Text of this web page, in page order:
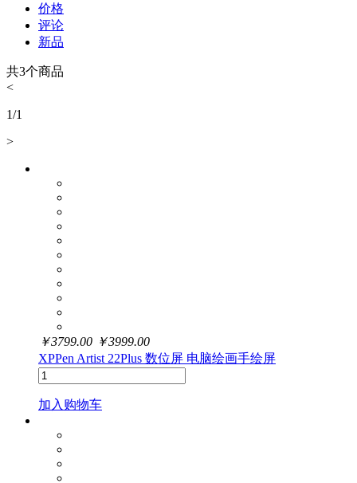
价格
评论
新品
共3个商品
<
1/1
>
￥3799.00 ￥3999.00
XPPen Artist 22Plus 数位屏 电脑绘画手绘屏
加入购物车